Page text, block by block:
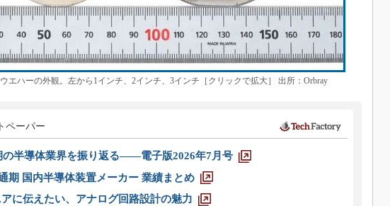
エハーの外観。左から1インチ、2インチ、3インチ［クリックで拡大］ 出所：Orbray
ペーパー
の半導体業界を振り返る――電子版2026年7月号
期 国内半導体装置メーカー 業績まとめ
に伝えたい、アナログ回路設計の魅力